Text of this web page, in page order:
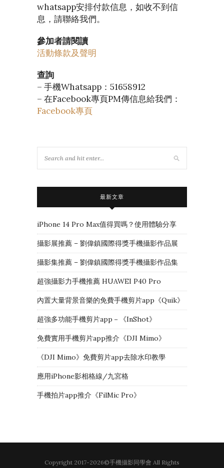
whatsapp安排付款信息，如收不到信
息，請聯絡我們。
參加者請閱讀
活動條款及聲明
查詢
– 手機Whatsapp：51658912
– 在Facebook專頁PM傳信息給我們：
Facebook專頁
最新文章
iPhone 14 Pro Max值得買嗎？使用體驗分享
攝影展推薦 – 劉偉鎮國際得獎手機攝影作品展
攝影集推薦 – 劉偉鎮國際得獎手機攝影作品集
超強攝影力手機推薦 HUAWEI P40 Pro
內置大量背景音樂的免費手機剪片app《Quik》
超強多功能手機剪片app－《InShot》
免費實用手機剪片app推介《DJI Mimo》
《DJI Mimo》免費剪片app去除水印教學
應用iPhone影相格線/九宮格
手機拍片app推介《FilMic Pro》
Copyright 2017-2026©手機攝影同學會 All Rights